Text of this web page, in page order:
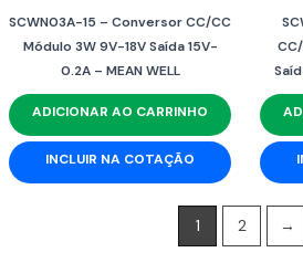
SCWN03A-15 – Conversor CC/CC
Módulo 3W 9V-18V Saída 15V-
0.2A – MEAN WELL
ADICIONAR AO CARRINHO
INCLUIR NA COTAÇÃO
1 2 →